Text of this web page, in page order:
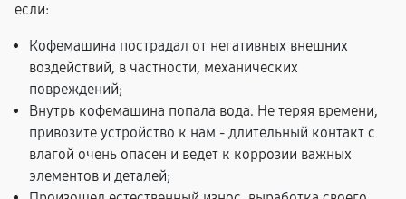
если:
Кофемашина пострадал от негативных внешних
воздействий, в частности, механических
повреждений;
Внутрь кофемашина попала вода. Не теряя времени,
привозите устройство к нам - длительный контакт с
влагой очень опасен и ведет к коррозии важных
элементов и деталей;